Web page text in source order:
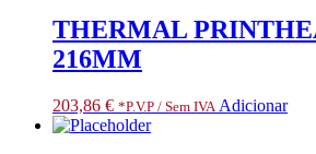
THERMAL
216MM
203,86 € *P.V.P / Sem IVA Adicionar